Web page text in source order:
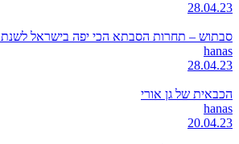
28.04.23
סבתוש – תחרות הסבתא הכי יפה בישראל לשנת 2023
hanas
28.04.23
הכבאית של גן אורי
hanas
20.04.23